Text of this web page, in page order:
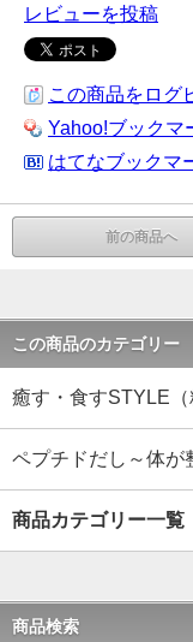
レビューを投稿
この商品をログ
Yahoo!ブックマ
はてなブックマ
前の商品へ
この商品のカテゴリー
癒す・食すSTYLE（
ペプチドだし～体が
商品カテゴリー一覧
商品検索